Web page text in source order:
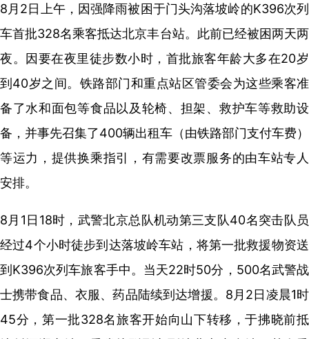
8月2日上午，因强降雨被困于门头沟落坡岭的K396次列
车首批328名乘客抵达北京丰台站。此前已经被困两天两
夜。因要在夜里徒步数小时，首批旅客年龄大多在20岁
到40岁之间。铁路部门和重点站区管委会为这些乘客准
备了水和面包等食品以及轮椅、担架、救护车等救助设
备，并事先召集了400辆出租车（由铁路部门支付车费）
等运力，提供换乘指引，有需要改票服务的由车站专人
安排。
8月1日18时，武警北京总队机动第三支队40名突击队员
经过4个小时徒步到达落坡岭车站，将第一批救援物资送
到K396次列车旅客手中。当天22时50分，500名武警战
士携带食品、衣服、药品陆续到达增援。8月2日凌晨1时
45分，第一批328名旅客开始向山下转移，于拂晓前抵